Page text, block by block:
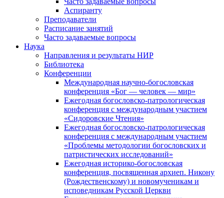
Аспиранту
Преподаватели
Расписание занятий
Часто задаваемые вопросы
Наука
Направления и результаты НИР
Библиотека
Конференции
Международная научно-богословская
конференция «Бог — человек — мир»
Ежегодная богословско-патрологическая
конференция с международным участием
«Сидоровские Чтения»
Ежегодная богословско-патрологическая
конференция с международным участием
«Проблемы методологии богословских и
патристических исследований»
Ежегодная историко-богословская
конференция, посвященная архиеп. Никону
(Рождественскому) и новомученикам и
исповедникам Русской Церкви